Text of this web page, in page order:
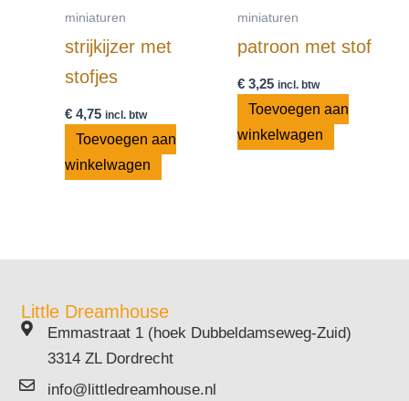
miniaturen
strijkijzer met
stofjes
€ 4,75 incl. btw
Toevoegen aan
winkelwagen
miniaturen
patroon met stof
€3,25 incl. btw
Toevoegen aan
winkelwagen
Little Dreamhouse
Emmastraat 1 (hoek Dubbeldamseweg-Zuid)
3314 ZL Dordrecht
info@littledreamhouse.nl